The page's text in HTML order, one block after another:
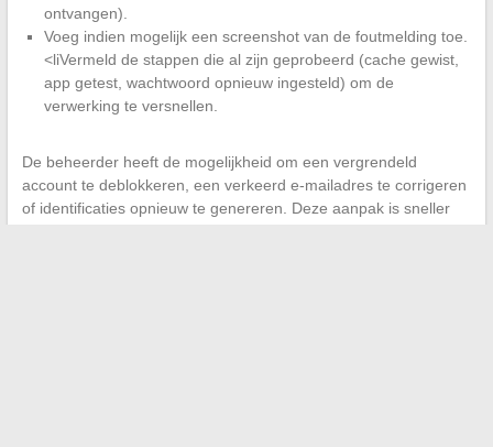
ontvangen).
Voeg indien mogelijk een screenshot van de foutmelding toe.
<liVermeld de stappen die al zijn geprobeerd (cache gewist,
app getest, wachtwoord opnieuw ingesteld) om de
verwerking te versnellen.
De beheerder heeft de mogelijkheid om een vergrendeld
account te deblokkeren, een verkeerd e-mailadres te corrigeren
of identificaties opnieuw te genereren. Deze aanpak is sneller